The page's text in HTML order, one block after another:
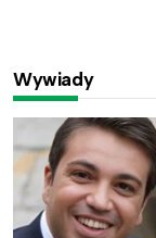
Wywiady